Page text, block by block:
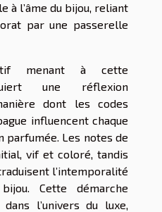
à l’âme du bijou, reliant
par une passerelle
menant à cette
une réflexion
dont les codes
influencent chaque
parfumée. Les notes de
vif et coloré, tandis
l’intemporalité
Cette démarche
l’univers du luxe,